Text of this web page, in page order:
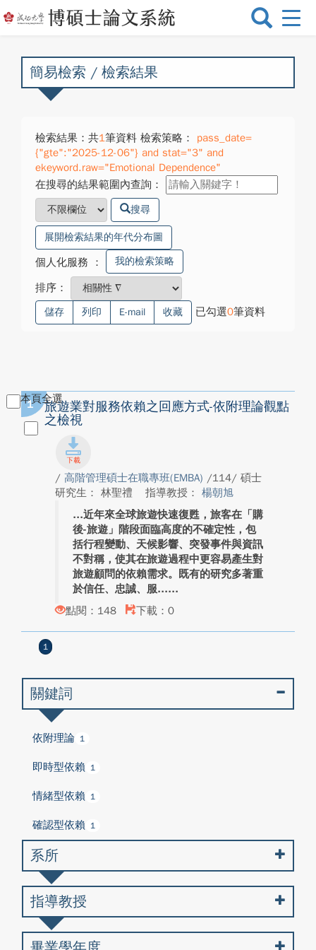
選
換
簡易檢索 / 檢索結果
檢索結果：共1筆資料 檢索策略：
pass_date=
{"gte":"2025-12-06"} and stat="3" and
ekeyword.raw="Emotional Dependence"
在搜尋的結果範圍內查詢：
搜尋
展開檢索結果的年代分布圖
個人化服務 ： 我的檢索策略
排序：
儲存 列印 E-mail 收藏 已勾選0筆資料
本頁全選
1
旅遊業對服務依賴之回應方式-依附理論觀點
之檢視
/ 高階管理碩士在職專班(EMBA) /114/ 碩士
研究生： 林聖禮
指導教授： 楊朝旭
近年來全球旅遊快速復甦，旅客在「購
後-旅遊」階段面臨高度的不確定性，包
括行程變動、天候影響、突發事件與資訊
不對稱，使其在旅遊過程中更容易產生對
旅遊顧問的依賴需求。既有的研究多著重
於信任、忠誠、服...
點閱：148
下載：0
1
關鍵詞
依附理論 1
即時型依賴 1
情緒型依賴 1
確認型依賴 1
系所
指導教授